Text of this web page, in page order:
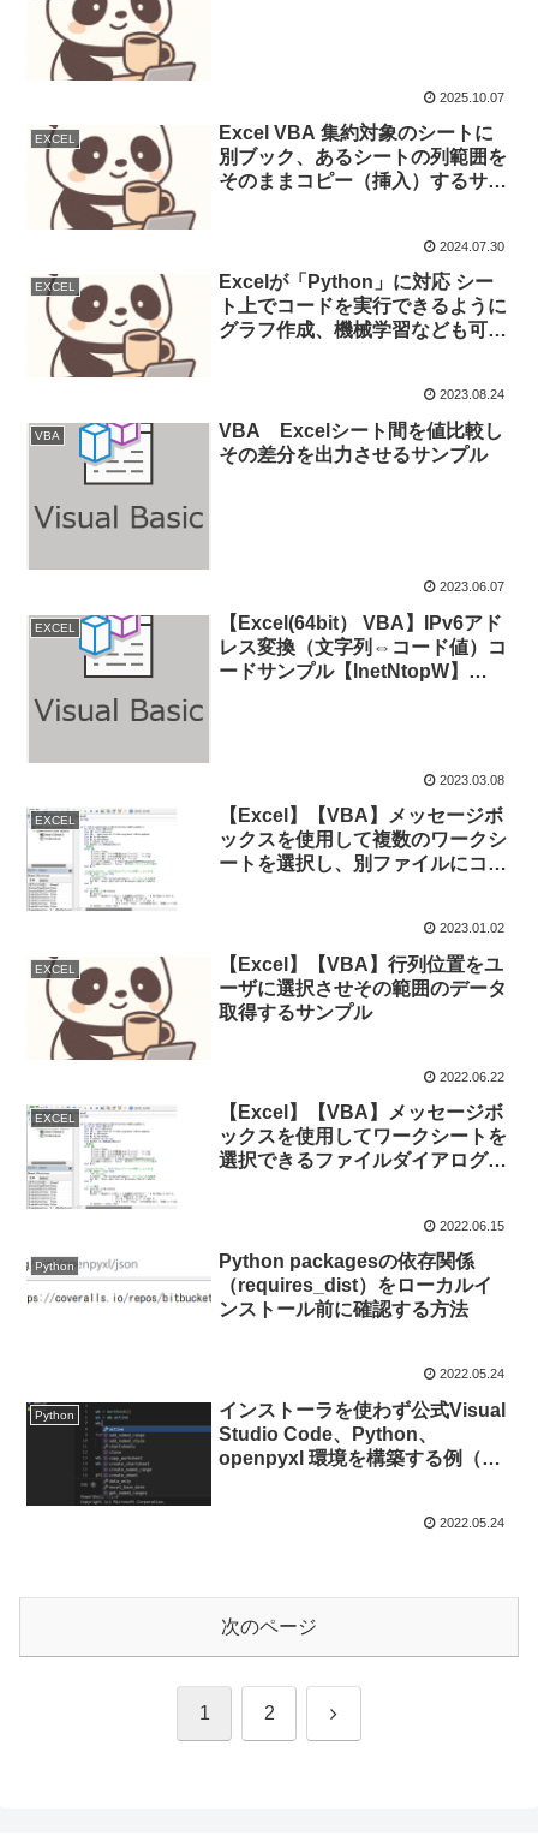
2025.10.07
EXCEL
Excel VBA 集約対象のシートに
別ブック、あるシートの列範囲を
そのままコピー（挿入）するサン
2024.07.30
EXCEL
Excelが「Python」に対応 シー
ト上でコードを実行できるように
グラフ作成、機械学習なども可能
2023.08.24
VBA
VBA Excelシート間を値比較し
その差分を出力させるサンプル
2023.06.07
EXCEL
【Excel(64bit） VBA】IPv6アド
レス変換（文字列⇔コード値）コ
ードサンプル【InetNtopW】
2023.03.08
EXCEL
【Excel】【VBA】メッセージボ
ックスを使用して複数のワークシ
ートを選択し、別ファイルにコピ
2023.01.02
EXCEL
【Excel】【VBA】行列位置をユ
ーザに選択させその範囲のデータ
取得するサンプル
2022.06.22
EXCEL
【Excel】【VBA】メッセージボ
ックスを使用してワークシートを
選択できるファイルダイアログボ
2022.06.15
Python
Python packagesの依存関係
（requires_dist）をローカルイ
ンストール前に確認する方法
2022.05.24
Python
インストーラを使わず公式Visual
Studio Code、Python、
openpyxl 環境を構築する例（そ
2022.05.24
次のページ
1 2 次